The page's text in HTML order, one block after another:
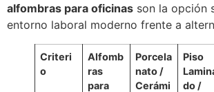
alfombras para oficinas son la opción
entorno laboral moderno frente a
Criteri
o
Alfomb
ras
para
Porcela
nato /
Cerámi
Piso
do /